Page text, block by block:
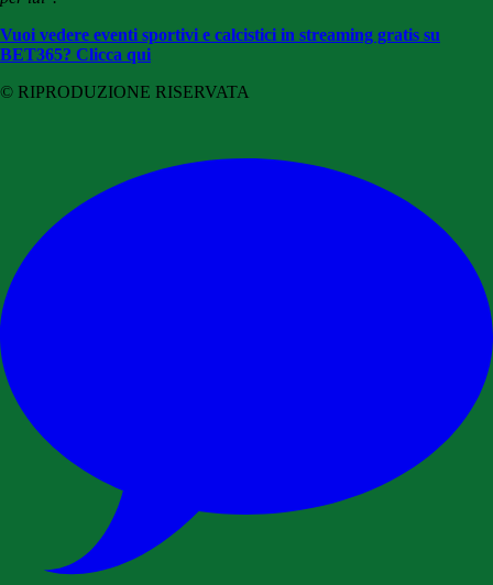
Vuoi vedere eventi sportivi e calcistici in streaming gratis su
BET365? Clicca qui
© RIPRODUZIONE RISERVATA